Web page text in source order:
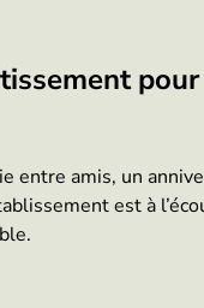
entre amis, un
est à